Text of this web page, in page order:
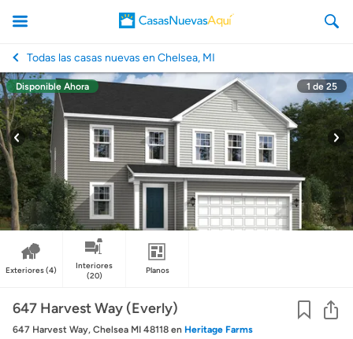
CasasNuevasAqui
Todas las casas nuevas en Chelsea, MI
Disponible Ahora 1 de25
Exteriores(4)
Interiores
(20)
Planos
647 Harvest Way (Everly)
647 Harvest Way, Chelsea MI 48118 en Heritage Farms